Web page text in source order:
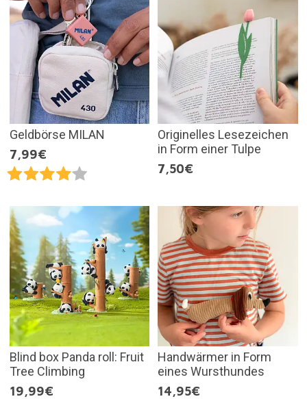
Geldbörse MILAN
7,99€
Originelles Lesezeichen
in Form einer Tulpe
7,50€
Blind box Panda roll: Fruit
Tree Climbing
19,99€
Handwärmer in Form
eines Wursthundes
14,95€